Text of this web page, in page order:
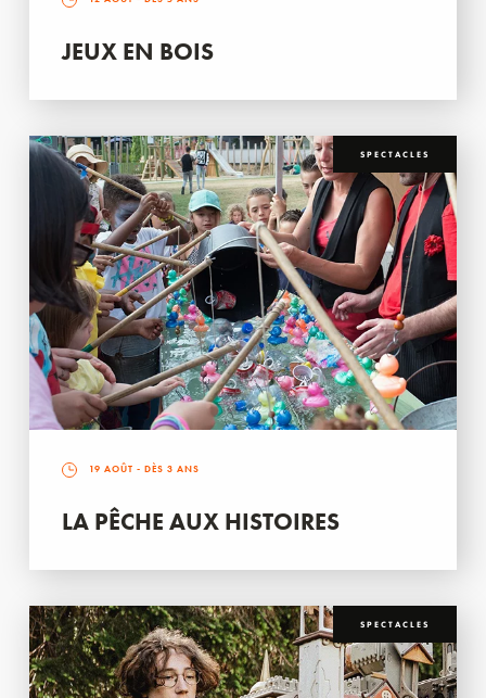
JEUX EN BOIS
SPECTACLES
19 AOÛT - DÈS 3 ANS
LA PÊCHE AUX HISTOIRES
SPECTACLES